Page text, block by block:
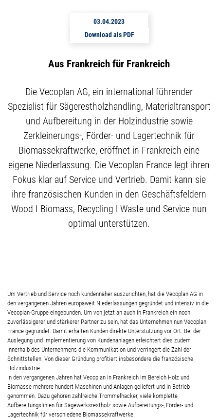
03.04.2023
Download als PDF
Aus Frankreich für Frankreich
Die Vecoplan AG, ein international führender
Spezialist für Sägerestholzhandling, Materialtransport
und Aufbereitung in der Holzindustrie sowie
Zerkleinerungs-, Förder- und Lagertechnik für
Biomassekraftwerke, eröffnet in Frankreich eine
eigene Niederlassung. Die Vecoplan France legt ihren
Fokus klar auf Service und Vertrieb. Damit kann sie
ihre französischen Kunden in den Geschäftsfeldern
Wood I Biomass, Recycling l Waste und Service nun
optimal unterstützen.
Um Vertrieb und Service noch kundennäher auszurichten, hat die Vecoplan AG in
den vergangenen Jahren europaweit Niederlassungen gegründet und intensiv in die
Vecoplan-Gruppe eingebunden. Um von jetzt an auch in Frankreich ein noch
zuverlässigerer und stärkerer Partner zu sein, hat das Unternehmen nun Vecoplan
France gegründet. Damit erhalten Kunden direkte Unterstützung vor Ort. Bei der
Auslegung und Implementierung von Kundenanlagen erleichtert dies zudem
innerhalb des Unternehmens die Kommunikation und verringert die Zahl der
Schnittstellen. Von dieser Gründung profitiert insbesondere die französische
Holzindustrie.
In den vergangenen Jahren hat Vecoplan in Frankreich im Bereich Holz und
Biomasse mehrere hundert Maschinen und Anlagen geliefert und in Betrieb
genommen. Dazu gehören zahlreiche Trommelhacker, viele komplette
Aufbereitungslinien für Sägewerksrestholz sowie Aufbereitungs-, Förder- und
Lagertechnik für verschiedene Biomassekraftwerke.